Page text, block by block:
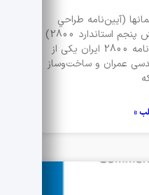
(آيين‌نامه طراحي
ساختمانها در برابر زلزله- ويرايش پنجم استاندارد 2800)
معرفی آیین‌نامه 2800 آیین‌نامه 2800 ایران یکی از
عمران و ساخت‌وساز
»